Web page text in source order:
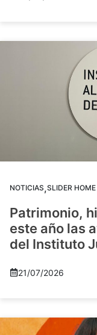
NOTICIAS,SLIDER HOME
Patrimonio,
este año las
del Instituto
21/07/2026